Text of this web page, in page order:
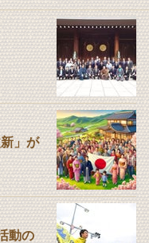
」が
動の